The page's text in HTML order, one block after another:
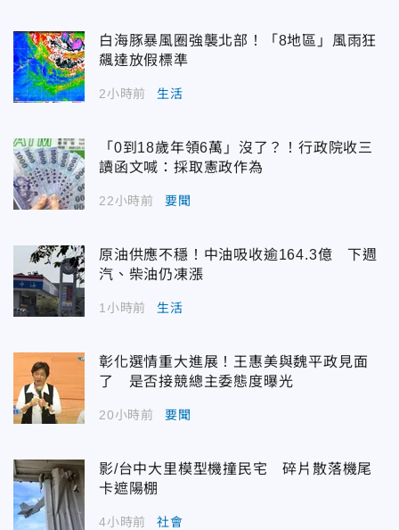
白海豚暴風圈強襲北部！「8地區」風雨狂
飆達放假標準
2小時前 生活
「0到18歲年領6萬」沒了？！行政院收三
讀函文喊：採取憲政作為
22小時前 要聞
原油供應不穩！中油吸收逾164.3億 下週
汽、柴油仍凍漲
1小時前 生活
彰化選情重大進展！王惠美與魏平政見面
了 是否接競總主委態度曝光
20小時前 要聞
影/台中大里模型機撞民宅 碎片散落機尾
卡遮陽棚
4小時前 社會